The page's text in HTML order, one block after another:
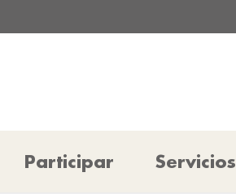
Participar Servicios